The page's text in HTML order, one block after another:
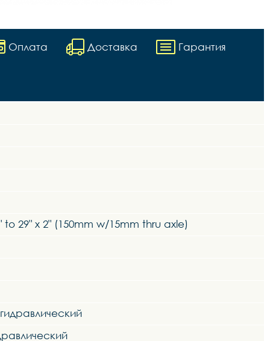
Оплата Доставка Гарантия
29" x 2" (150mm w/15mm thru axle)